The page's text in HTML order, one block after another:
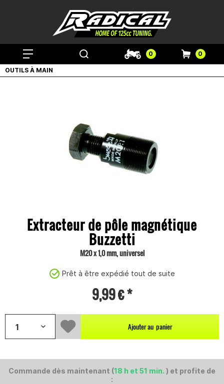
0 0
OUTILS À MAIN
Extracteur de pôle magnétique
Buzzetti
M20 x 1,0 mm, universel
Prêt à être expédié tout de suite
9,99 € *
Ajouter au panier
Commande dès maintenant (18 h et 51 min. ) et profite de
: